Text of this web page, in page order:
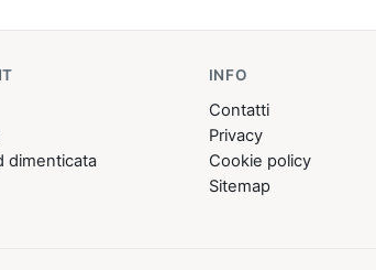
dimenticata
INFO
Contatti
Privacy
Cookie policy
Sitemap